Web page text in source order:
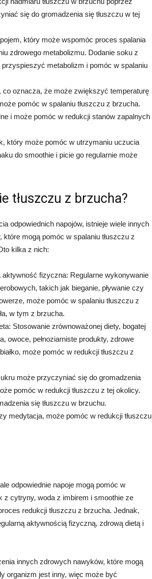
się do gromadzenia się tłuszczu w tej
który może wspomóc proces spalania
zdrowego metabolizmu. Dodanie soku z
metabolizm i pomóc w spalaniu
co oznacza, że może zwiększyć temperaturę
pomóc w spalaniu tłuszczu z brzucha.
i może pomóc w redukcji stanów zapalnych
który może pomóc w utrzymaniu uczucia
do smoothie i picie go regularnie może
tłuszczu z brzucha?
odpowiednich napojów, istnieje wiele innych
które mogą pomóc w spalaniu tłuszczu z
kilka z nich:
aktywność fizyczna: Regularne wykonywanie
takich jak bieganie, pływanie czy
może pomóc w spalaniu tłuszczu z
w tym z brzucha.
Stosowanie zrównoważonej diety, bogatej
owoce, pełnoziarniste produkty, zdrowe
może pomóc w redukcji tłuszczu z
może przyczyniać się do gromadzenia
pomóc w redukcji tłuszczu z tej okolicy.
się tłuszczu w brzuchu.
medytacja, może pomóc w redukcji tłuszczu
odpowiednie napoje mogą pomóc w
z cytryny, woda z imbirem i smoothie ze
redukcji tłuszczu z brzucha. Jednak,
aktywnością fizyczną, zdrową dietą i
innych zdrowych nawyków, które mogą
organizm jest inny, więc może być